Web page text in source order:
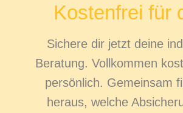
Kostenfrei für
Sichere dir jetzt deine
Beratung. Vollkommen
persönlich. Gemeinsam
heraus, welche